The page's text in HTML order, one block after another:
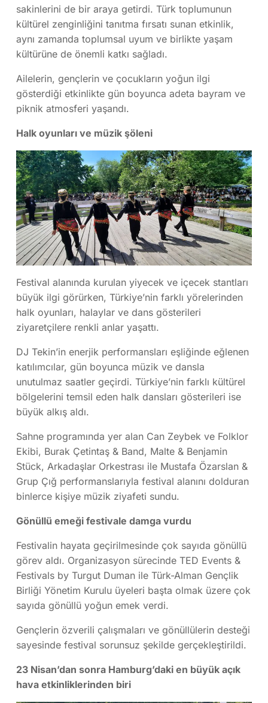
sakinlerini de bir araya getirdi. Türk toplumunun
kültürel zenginliğini tanıtma fırsatı sunan etkinlik,
aynı zamanda toplumsal uyum ve birlikte yaşam
kültürüne de önemli katkı sağladı.
Ailelerin, gençlerin ve çocukların yoğun ilgi
gösterdiği etkinlikte gün boyunca adeta bayram ve
piknik atmosferi yaşandı.
Halk oyunları ve müzik şöleni
Festival alanında kurulan yiyecek ve içecek stantları
büyük ilgi görürken, Türkiye’nin farklı yörelerinden
halk oyunları, halaylar ve dans gösterileri
ziyaretçilere renkli anlar yaşattı.
DJ Tekin’in enerjik performansları eşliğinde eğlenen
katılımcılar, gün boyunca müzik ve dansla
unutulmaz saatler geçirdi. Türkiye’nin farklı kültürel
bölgelerini temsil eden halk dansları gösterileri ise
büyük alkış aldı.
Sahne programında yer alan Can Zeybek ve Folklor
Ekibi, Burak Çetintaş & Band, Malte & Benjamin
Stück, Arkadaşlar Orkestrası ile Mustafa Özarslan &
Grup Çığ performanslarıyla festival alanını dolduran
binlerce kişiye müzik ziyafeti sundu.
Gönüllü emeği festivale damga vurdu
Festivalin hayata geçirilmesinde çok sayıda gönüllü
görev aldı. Organizasyon sürecinde TED Events &
Festivals by Turgut Duman ile Türk-Alman Gençlik
Birliği Yönetim Kurulu üyeleri başta olmak üzere çok
sayıda gönüllü yoğun emek verdi.
Gençlerin özverili çalışmaları ve gönüllülerin desteği
sayesinde festival sorunsuz şekilde gerçekleştirildi.
23 Nisan’dan sonra Hamburg’daki en büyük açık
hava etkinliklerinden biri